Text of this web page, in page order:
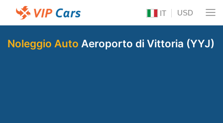
IT USD
Noleggio Auto Aeroporto di Vittoria (YYJ)